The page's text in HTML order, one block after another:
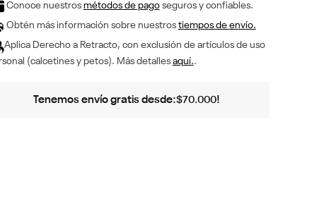
Conoce nuestros métodos de pagoseguros y confiables.
Obtén más información sobre nuestros tiempos de envío.
Aplica Derecho a Retracto, con exclusión de artículos de uso
(calcetines y petos). Más detalles aquí..
Tenemos envío gratis desde:$70.000!